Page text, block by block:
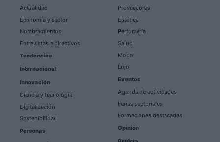
Actualidad
Economía y sector
Nombramientos
Entrevistas a directivos
Tendencias
Internacional
Innovación
Ciencia y tecnología
Digitalización
Sostenibilidad
Personas
Proveedores
Estética
Perfumería
Salud
Moda
Lujo
Eventos
Agenda de actividades
Ferias sectoriales
Formaciones destacadas
Opinión